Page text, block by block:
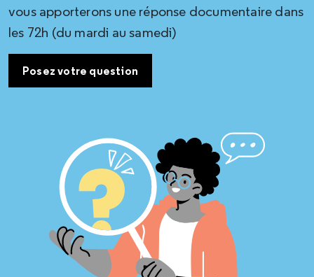
vous apporterons une réponse documentaire dans
les 72h (du mardi au samedi)
Posez votre question